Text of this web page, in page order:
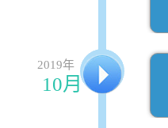
2019年
10月